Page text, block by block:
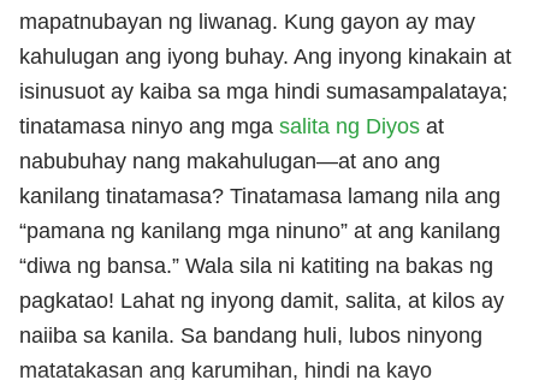
mapatnubayan ng liwanag. Kung gayon ay may
kahulugan ang iyong buhay. Ang inyong kinakain at
isinusuot ay kaiba sa mga hindi sumasampalataya;
tinatamasa ninyo ang mga salita ng Diyos at
nabubuhay nang makahulugan—at ano ang
kanilang tinatamasa? Tinatamasa lamang nila ang
“pamana ng kanilang mga ninuno” at ang kanilang
“diwa ng bansa.” Wala sila ni katiting na bakas ng
pagkatao! Lahat ng inyong damit, salita, at kilos ay
naiiba sa kanila. Sa bandang huli, lubos ninyong
matatakasan ang karumihan, hindi na kayo